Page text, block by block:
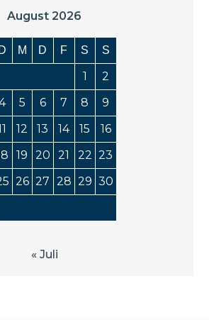
August 2026
D M D F S S
1
2
5 6 7 8
9
12 13 14 15
16
19 20 21 22 23
26 27 28 29 30
« Juli